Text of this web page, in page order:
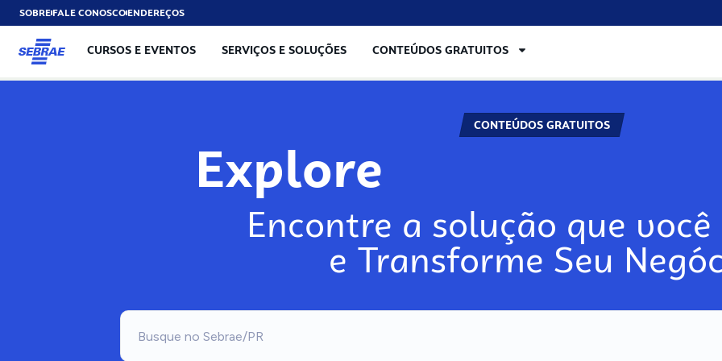
SOBREFALE CONOSCOENDEREÇOS
CURSOS E EVENTOS SERVIÇOS E SOLUÇÕES CONTEÚDOS GRATUITOS
CONTEÚDOS GRATUITOS
Explore
Encontre a solução que você
e Transforme Seu